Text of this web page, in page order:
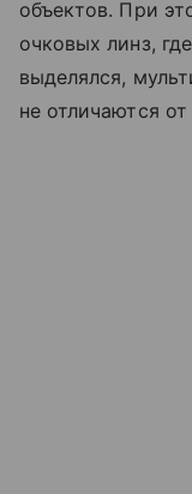
объектов. При
очковых линз,
выделялся,
не отличаются